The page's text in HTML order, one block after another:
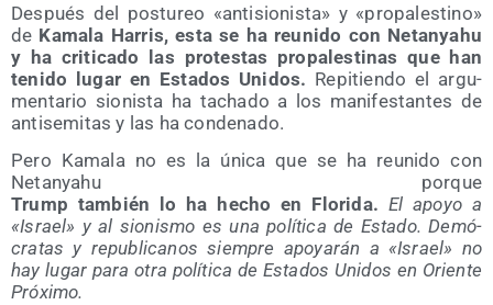
Des­pués del pos­tu­reo «anti­sio­nis­ta» y «pro­pa­les­tino»
de Kama­la Harris, esta se ha reu­ni­do con Netan­yahu
y ha cri­ti­ca­do las pro­tes­tas pro­pa­les­ti­nas que han
teni­do lugar en Esta­dos Uni­dos. Repi­tien­do el argu­
men­ta­rio sio­nis­ta ha tacha­do a los mani­fes­tan­tes de
anti­se­mi­tas y las ha condenado.
Pero Kama­la no es la úni­ca que se ha reu­ni­do con
Netan­yahu por­que
Trump tam­bién lo ha hecho en Flo­ri­da. El apo­yo a
«Israel» y al sio­nis­mo es una polí­ti­ca de Esta­do. Demó­
cra­tas y repu­bli­ca­nos siem­pre apo­ya­rán a «Israel» no
hay lugar para otra polí­ti­ca de Esta­dos Uni­dos en Orien­te
Próximo.